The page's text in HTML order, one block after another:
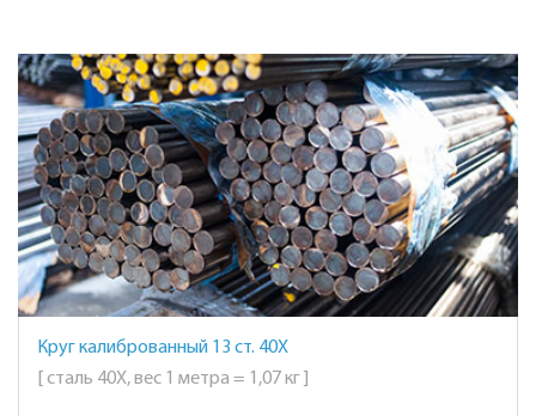
Круг калиброванный 13 ст. 40Х
[ сталь 40Х, вес 1 метра = 1,07 кг ]